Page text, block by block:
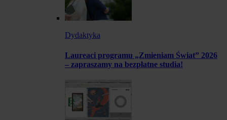
Dydaktyka
Laureaci programu „Zmieniam Świat” 2026
– zapraszamy na bezpłatne studia!